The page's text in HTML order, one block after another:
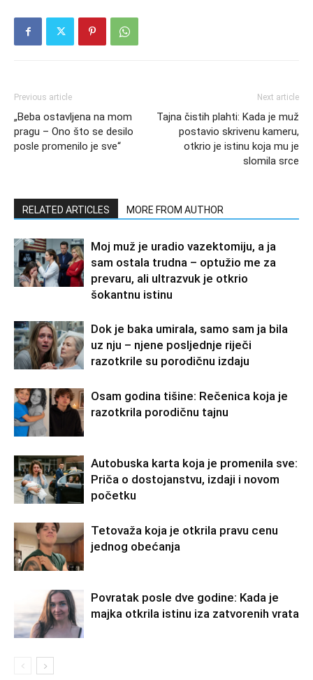
Previous article
„Beba ostavljena na mom
pragu – Ono što se desilo
posle promenilo je sve“
Next article
Tajna čistih plahti: Kada je muž
postavio skrivenu kameru,
otkrio je istinu koja mu je
slomila srce
RELATED ARTICLES MORE FROM AUTHOR
Moj muž je uradio vazektomiju, a ja
sam ostala trudna – optužio me za
prevaru, ali ultrazvuk je otkrio
šokantnu istinu
Dok je baka umirala, samo sam ja bila
uz nju – njene posljednje riječi
razotkrile su porodičnu izdaju
Osam godina tišine: Rečenica koja je
razotkrila porodičnu tajnu
Autobuska karta koja je promenila sve:
Priča o dostojanstvu, izdaji i novom
početku
Tetovaža koja je otkrila pravu cenu
jednog obećanja
Povratak posle dve godine: Kada je
majka otkrila istinu iza zatvorenih vrata